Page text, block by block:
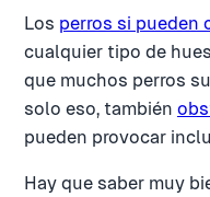
Los perros si pueden
cualquier tipo de
que muchos perros
solo eso, también
pueden provocar
Hay que saber muy